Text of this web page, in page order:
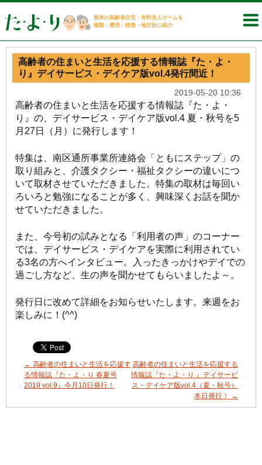
熊本の高齢者住宅・有料老人ホームを
種類・費用・特徴・地区別に紹介
高齢者の住まいと生活を応援する情報誌『た・よ・
り』デイサービス・デイケア版vol.4発行間近！
2019-05-20 10:36
高齢者の住まいと生活を応援する情報誌『た・よ・
り』の、デイサービス・デイケア版vol.4 夏・秋号を5
月27日（月）に発行します！
特集は、南区通所事業所連絡会「ともにステップ」の
取り組みと、介護タクシー・福祉タクシーの違いにつ
いて取材させていただきました。特集の取材は毎回い
ろいろと勉強になることが多く、興味深くお話を聞か
せていただきました。
また、今号初の試みとなる「利用者の声」のコーナー
では、デイサービス・デイケアを実際に利用されてい
る3名の方へインタビュー。入ったきっかけやデイでの
過ごし方など、生の声を聞かせてもらいましたよ～。
発行日に改めて詳細をお知らせいたします。来週をお
楽しみに！(^^)
← 高齢者の住まいと生活を応援す
る情報誌『た・よ・り 春夏号
2019 vol.9』今月10日発行！
高齢者の住まいと生活を応援する
情報誌『た・よ・り 』デイサービ
ス・デイケア版vol.4（夏・秋号）
本日発行！
→